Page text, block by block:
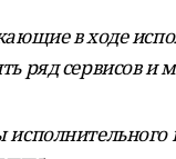
в ходе
ряд сервисов и